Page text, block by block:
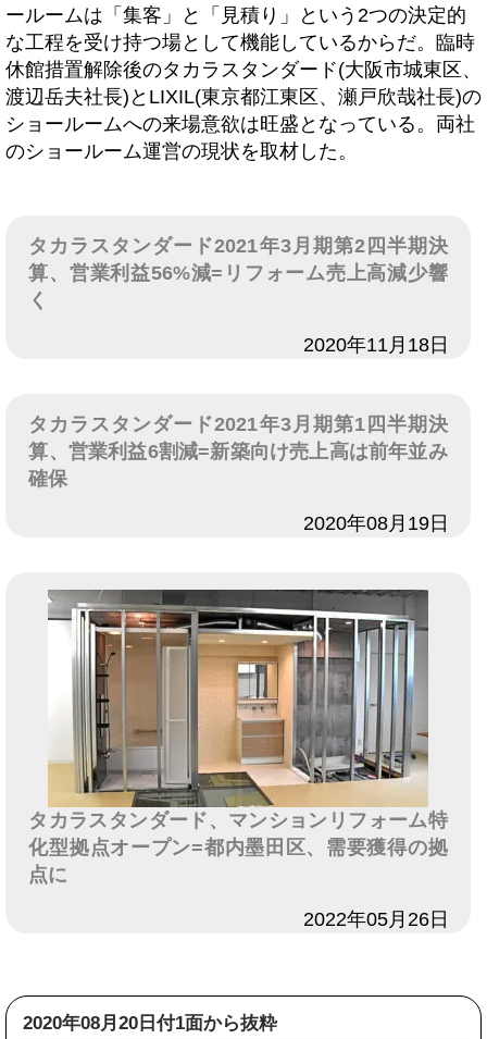
ールームは「集客」と「見積り」という2つの決定的
な工程を受け持つ場として機能しているからだ。臨時
休館措置解除後のタカラスタンダード(大阪市城東区、
渡辺岳夫社長)とLIXIL(東京都江東区、瀬戸欣哉社長)の
ショールームへの来場意欲は旺盛となっている。両社
のショールーム運営の現状を取材した。
タカラスタンダード2021年3月期第2四半期決
算、営業利益56%減=リフォーム売上高減少響
く
2020年11月18日
タカラスタンダード2021年3月期第1四半期決
算、営業利益6割減=新築向け売上高は前年並み
確保
2020年08月19日
タカラスタンダード、マンションリフォーム特
化型拠点オープン=都内墨田区、需要獲得の拠
点に
2022年05月26日
2020年08月20日付1面から抜粋